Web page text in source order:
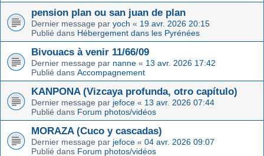
pension plan ou san juan de plan
Dernier message par yoch « 19 avr. 2026 20:15
Publié dans Hébergement dans les Pyrénées
Bivouacs à venir 11/66/09
Dernier message par nanne « 13 avr. 2026 17:42
Publié dans Accompagnement
KANPONA (Vizcaya profunda, otro capítulo)
Dernier message par jefoce « 13 avr. 2026 07:44
Publié dans Forum photos/vidéos
MORAZA (Cuco y cascadas)
Dernier message par jefoce « 04 avr. 2026 09:07
Publié dans Forum photos/vidéos